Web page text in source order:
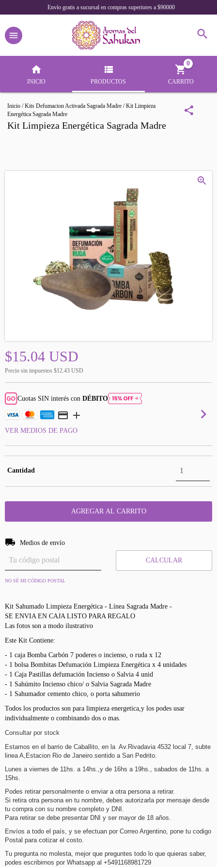
Envío gratis a sucursal en compras superiores a $90000
INICIO PRODUCTOS CARRITO
0
Inicio / Kits Defumacion Activada Sagrada Madre / Kit Limpieza
Energética Sagrada Madre
Kit Limpieza Energética Sagrada Madre
$15.04 USD
Precio sin impuestos $12.43 USD
Cuotas SIN interés conDÉBITO
VER MEDIOS DE PAGO
Cantidad
Entregas para el CP:
Medios de envío
CALCULAR
NO SÉ MI CÓDIGO POSTAL
Kit Sahumado Limpieza Energética - Línea Sagrada Madre -
SE ENVIA EN CAJA LISTO PARA REGALO
Las fotos son a modo ilustrativo
Este Kit Contiene:
- 1 caja Bomba Carbón 7 poderes o incienso, o ruda x 12
- 1 bolsa Bombitas Defumación Limpieza Energética x 4 unidades
- 1 Caja Pastillas defumación Incienso o Salvia 4 unid
- 1 Sahúmito Incienso chico/ o Salvia Sagrada Madre
- 1 Sahumador cemento chico, o porta sahumerio
Todos los productos son para limpieza energetica,y los podes usar
individualmente o combinando dos o mas.
Consul tar por stock
Estamos en el barrio de Caballito, en la Av.Rivadavia 4532 local 7, subte
linea A,Estacion Rio de Janeiro.sentido a San Pedrito.
Lunes a viernes de 11hs. a 14hs.,y de 16hs a 19hs., sabados de 11hs. a
15hs.
Podes retirar personalmente o enviar a otra persona a retirar.
Si retira otra persona en tu nombre, debes autorizarla por mensaje desde
tu compra con su nombre completo y DNI.
Para retirar se debe presentar DNI y ser mayor de 18 años.
Envíos a todo el país, y se efectuan por Correo Argentino, pone tu codigo
Postal para cotizar el costo.
Tu pregunta no molesta, mejor que preguntes todo lo que quieras saber,
podes escribirnos por Whatsapp al +5491168981729